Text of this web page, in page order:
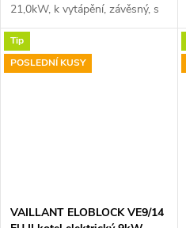
21,0kW, k vytápění, závěsný, s
eBus komunikačním...
Tip
POSLEDNÍ KUSY
VAILLANT ELOBLOCK VE9/14